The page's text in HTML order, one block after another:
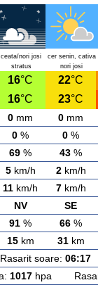
ceata/nori josi
stratus
cer senin, cativa
nori josi
16°C 22°C
16°C 23°C
0 mm 0 mm
0 % 0 %
69 % 43 %
5km/h 2km/h
11 km/h 7km/h
NV SE
91 % 66 %
15km 31km
soare: 06:17
1017hpa